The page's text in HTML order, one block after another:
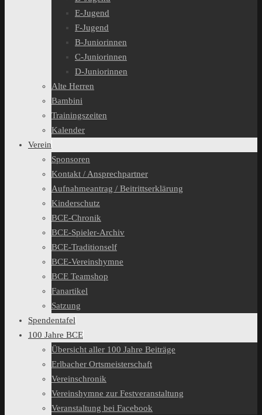
E-Jugend
F-Jugend
B-Juniorinnen
C-Juniorinnen
D-Juniorinnen
Alte Herren
Bambini
Trainingszeiten
Kalender
Verein
Sponsoren
Kontakt / Ansprechpartner
Aufnahmeantrag / Beitrittserklärung
Kinderschutz
BCE-Chronik
BCE-Spieler-Archiv
BCE-Traditionself
BCE-Vereinshymne
BCE Teamshop
Fanartikel
Satzung
Spendentafel
100 Jahre BCE
Übersicht aller 100 Jahre Beiträge
Erlbacher Ortsmeisterschaft
Vereinschronik
Vereinshymne zur Festveranstaltung
Veranstaltung bei Facebook